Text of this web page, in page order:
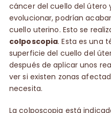
cáncer del cuello del útero
evolucionar, podrían
cuello uterino. Esto se
colposcopia. Esta es una
superficie del cuello del
después de aplicar unos
ver si existen zonas
necesita.
La colposcopia está